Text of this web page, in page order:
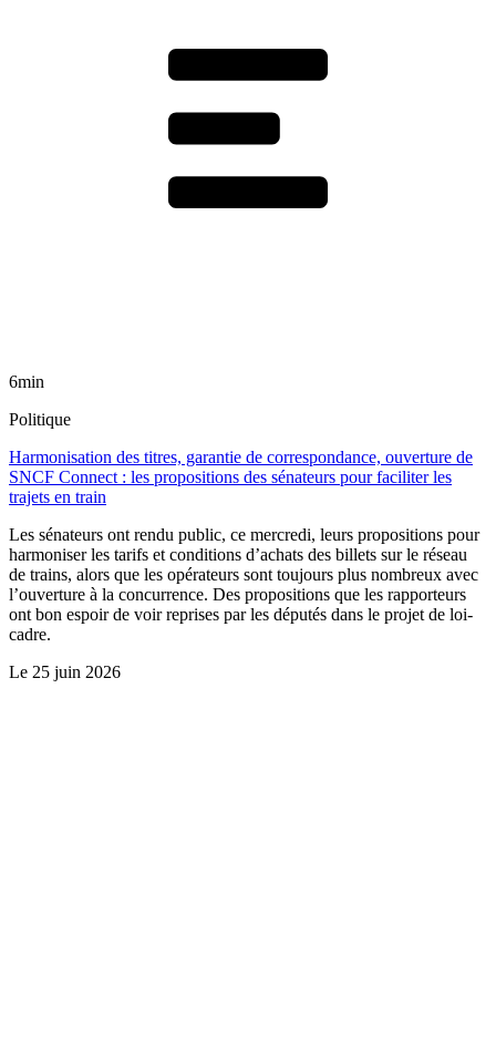
6min
Politique
Harmonisation des titres, garantie de correspondance, ouverture de
SNCF Connect : les propositions des sénateurs pour faciliter les
trajets en train
Les sénateurs ont rendu public, ce mercredi, leurs propositions pour
harmoniser les tarifs et conditions d’achats des billets sur le réseau
de trains, alors que les opérateurs sont toujours plus nombreux avec
l’ouverture à la concurrence. Des propositions que les rapporteurs
ont bon espoir de voir reprises par les députés dans le projet de loi-
cadre.
Le 25 juin 2026